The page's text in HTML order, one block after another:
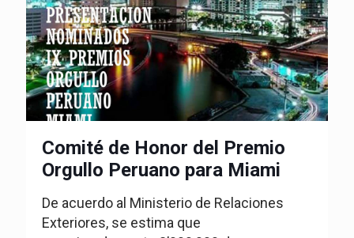
Comité de Honor del Premio
Orgullo Peruano para Miami
De acuerdo al Ministerio de Relaciones
Exteriores, se estima que